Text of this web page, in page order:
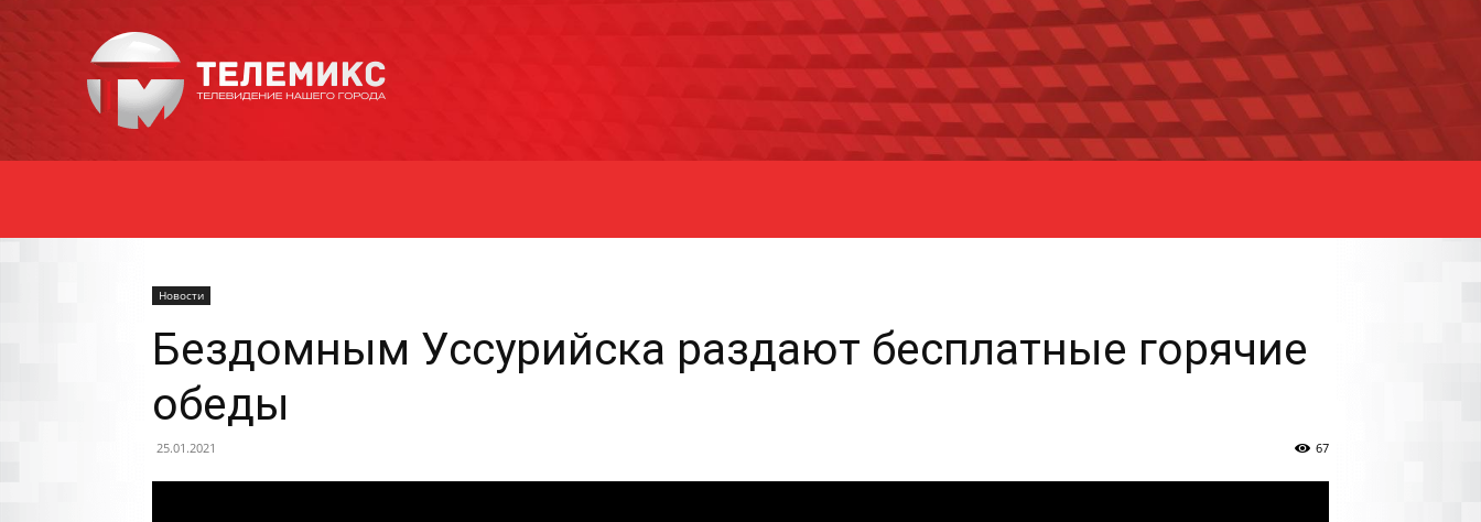
Уссурийска
Новости
Бездомным Уссурийска раздают бесплатные горячие
обеды
25.01.2021 67